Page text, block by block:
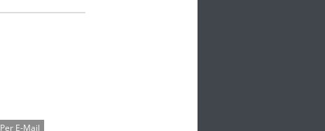
Per E-Mail